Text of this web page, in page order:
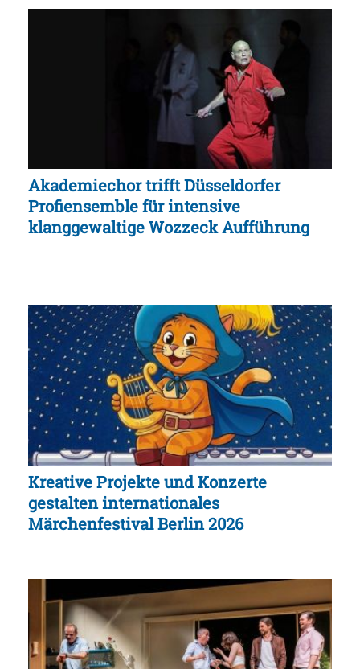
Akademiechor trifft Düsseldorfer
Profiensemble für intensive
klanggewaltige Wozzeck Aufführung
Kreative Projekte und Konzerte
gestalten internationales
Märchenfestival Berlin 2026